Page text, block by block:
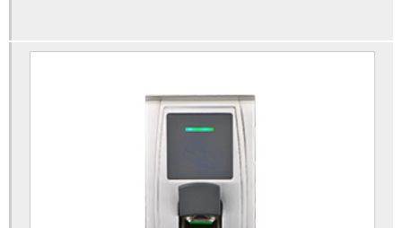
Controle de acesso biométrico para portas
Controle de acesso com qr code